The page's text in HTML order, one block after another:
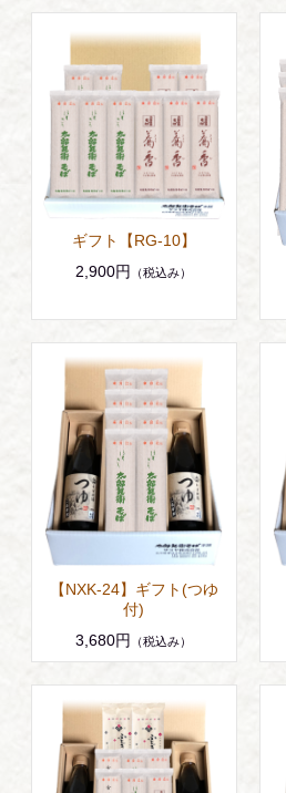
ギフト【RG-10】
2,900円
（税込み）
【NXK-24】ギフト(つゆ
付)
3,680円
（税込み）